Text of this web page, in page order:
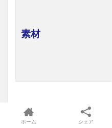
素材
ホーム シェア